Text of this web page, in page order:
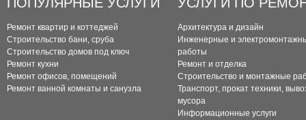
Ремонт квартир и коттеджей
Строительство бани, сруба
Строительство домов под ключ
Ремонт кухни
Ремонт офисов, помещений
Ремонт ванной комнаты и санузла
Архитектура и дизайн
Инженерные и
работы
Ремонт и отделка
Строительство и монтажные
Транспорт, прокат техники,
мусора
Информационные услуги